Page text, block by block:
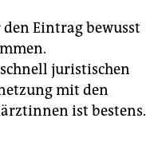
den Eintrag bewusst
juristischen
mit den
ist bestens.